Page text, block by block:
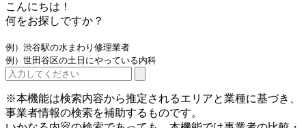
こんにちは！
何をお探しですか？
例）渋谷駅の水まわり修理業者
例）世田谷区の土日にやっている内科
※本機能は検索内容から推定されるエリアと業種に基づき、
事業者情報の検索を補助するものです。